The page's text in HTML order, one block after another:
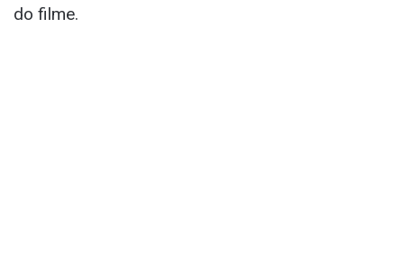
do filme.